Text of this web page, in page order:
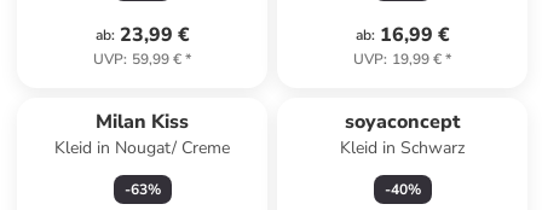
ab: 23,99 €
UVP: 59,99 €*
ab: 16,99 €
UVP: 19,99 €*
Milan Kiss
Kleid in Nougat/ Creme
-63%
soyaconcept
Kleid in Schwarz
-40%